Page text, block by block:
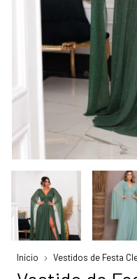
Início Vestidos de Festa